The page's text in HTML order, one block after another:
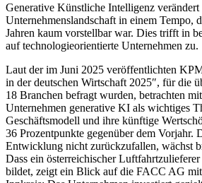
Generative Künstliche Intelligenz verändert
Unternehmenslandschaft in einem Tempo,
Jahren kaum vorstellbar war. Dies trifft in
auf technologieorientierte Unternehmen zu.
Laut der im Juni 2025 veröffentlichten
in der deutschen Wirtschaft 2025″, für die
18 Branchen befragt wurden, betrachten
Unternehmen generative KI als wichtiges
Geschäftsmodell und ihre künftige
36 Prozentpunkte gegenüber dem Vorjahr.
Entwicklung nicht zurückzufallen, wächst
Dass ein österreichischer
bildet, zeigt ein Blick auf die FACC AG